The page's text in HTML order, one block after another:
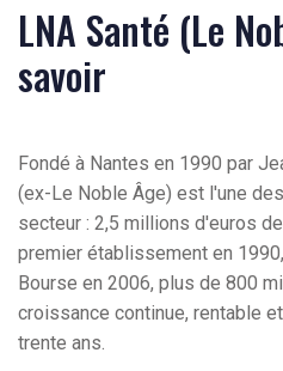
LNA Santé (Le
savoir
Fondé à Nantes en 1990 par
(ex-Le Noble Âge) est l'une
secteur : 2,5 millions d'euros
premier établissement en
Bourse en 2006, plus de 800
croissance continue, rentable
trente ans.